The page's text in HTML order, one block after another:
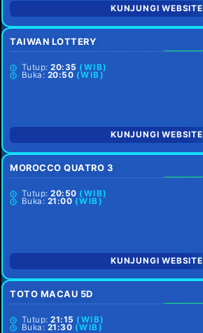
KUNJUNGI WEBSITE
TAIWAN LOTTERY
Tutup:20:35 (WIB)
Buka: 20:50 (WIB)
KUNJUNGI WEBSITE
MOROCCO QUATRO 3
Tutup:20:50 (WIB)
Buka: 21:00 (WIB)
KUNJUNGI WEBSITE
TOTO MACAU 5D
Tutup:21:15 (WIB)
Buka: 21:30 (WIB)